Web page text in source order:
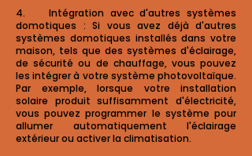
4. Intégration avec d'autres systèmes
domotiques : Si vous avez déjà d'autres
systèmes domotiques installés dans votre
maison, tels que des systèmes d'éclairage,
de sécurité ou de chauffage, vous pouvez
les intégrer à votre système photovoltaïque.
Par exemple, lorsque votre installation
solaire produit suffisamment d'électricité,
vous pouvez programmer le système pour
allumer automatiquement l'éclairage
extérieur ou activer la climatisation.